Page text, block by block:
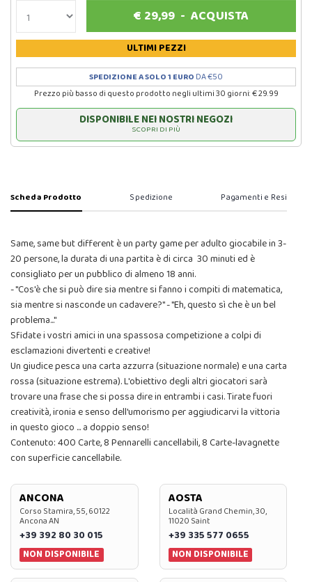
€ 29,99 -ACQUISTA
ULTIMI PEZZI
SPEDIZIONE A SOLO 1 EURO DA €50
Prezzo più basso di questo prodotto negli ultimi 30 giorni: € 29.99
DISPONIBILE NEI NOSTRI NEGOZI
SCOPRI DI PIÙ
Scheda Prodotto Spedizione Pagamenti e Resi
Same, same but different è un party game per adulto giocabile in 3-
20 persone, la durata di una partita è di circa 30 minuti ed è
consigliato per un pubblico di almeno 18 anni.
- "Cos'è che si può dire sia mentre si fanno i compiti di matematica,
sia mentre si nasconde un cadavere?" - "Eh, questo sì che è un bel
problema..."
Sfidate i vostri amici in una spassosa competizione a colpi di
esclamazioni divertenti e creative!
Un giudice pesca una carta azzurra (situazione normale) e una carta
rossa (situazione estrema). L'obiettivo degli altri giocatori sarà
trovare una frase che si possa dire in entrambi i casi. Tirate fuori
creatività, ironia e senso dell'umorismo per aggiudicarvi la vittoria
in questo gioco ... a doppio senso!
Contenuto: 400 Carte, 8 Pennarelli cancellabili, 8 Carte-lavagnette
con superficie cancellabile.
ANCONA
Corso Stamira, 55, 60122
Ancona AN
+39 392 80 30 015
NON DISPONIBILE
AOSTA
Località Grand Chemin, 30,
11020 Saint
+39 335 577 0655
NON DISPONIBILE